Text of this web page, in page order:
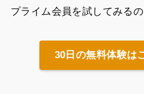
プライム会員を試してみる
30日の無料体験は